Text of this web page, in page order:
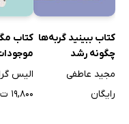
کتاب ببینید گربه‌ها
چگونه رشد
می‌کنند؟
مجید عاطفی
رایگان
کتاب
هم زن
الیس
۱۹,۸۰۰ ت